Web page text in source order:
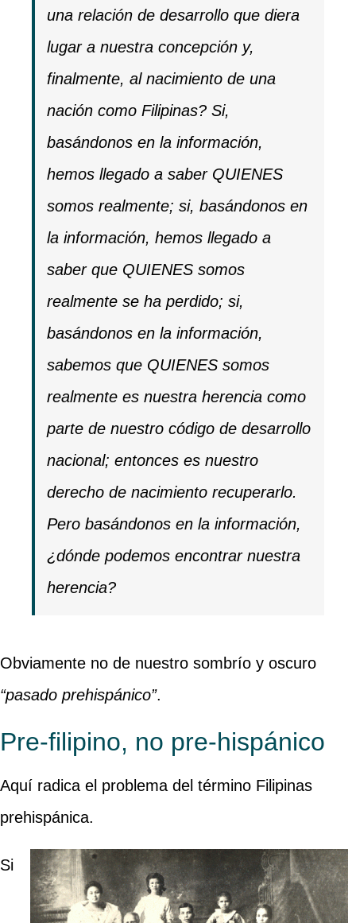
una relación de desarrollo que diera
lugar a nuestra concepción y,
finalmente, al nacimiento de una
nación como Filipinas? Si,
basándonos en la información,
hemos llegado a saber QUIENES
somos realmente; si, basándonos en
la información, hemos llegado a
saber que QUIENES somos
realmente se ha perdido; si,
basándonos en la información,
sabemos que QUIENES somos
realmente es nuestra herencia como
parte de nuestro código de desarrollo
nacional; entonces es nuestro
derecho de nacimiento recuperarlo.
Pero basándonos en la información,
¿dónde podemos encontrar nuestra
herencia?
Obviamente no de nuestro sombrío y oscuro
“pasado prehispánico”.
Pre-filipino, no pre-hispánico
Aquí radica el problema del término Filipinas
prehispánica.
Si